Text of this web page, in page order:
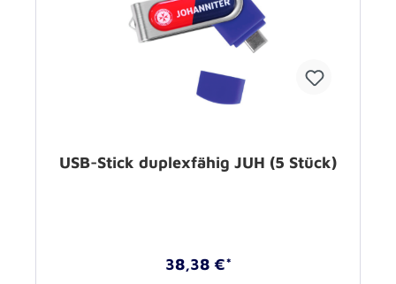
USB-Stick duplexfähig JUH (5 Stück)
38,38 €*